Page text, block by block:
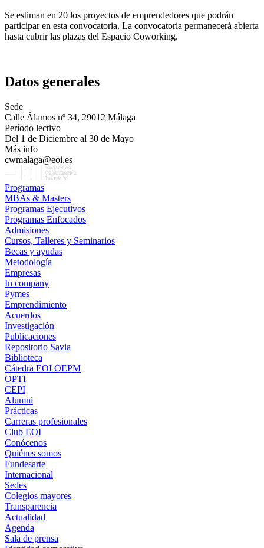
Se estiman en 20 los proyectos de emprendedores que podrán
participar en esta convocatoria. La convocatoria permanecerá abierta
hasta cubrir las plazas del Espacio Coworking.
Datos generales
Sede
Calle Álamos nº 34, 29012 Málaga
Período lectivo
Del 1 de Diciembre al 30 de Mayo
Más info
cwmalaga@eoi.es
Programas
MBAs & Masters
Programas Ejecutivos
Programas Enfocados
Admisiones
Cursos, Talleres y Seminarios
Becas y ayudas
Metodología
Empresas
In company
Pymes
Emprendimiento
Acuerdos
Investigación
Publicaciones
Repositorio Savia
Biblioteca
Cátedra EOI OEPM
OPTI
CEPI
Alumni
Prácticas
Carreras profesionales
Club EOI
Conócenos
Quiénes somos
Fundesarte
Internacional
Sedes
Colegios mayores
Transparencia
Actualidad
Agenda
Sala de prensa